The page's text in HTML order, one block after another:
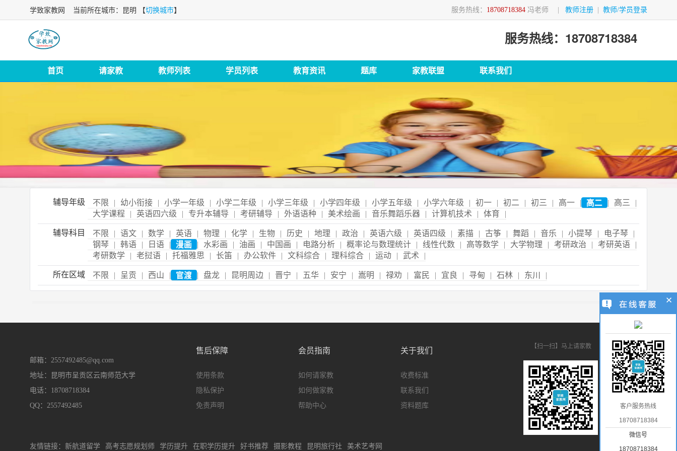
服务热线： 18708718384 冯老师 教师注册 教师/学员登录
学致家教网 当前所在城市：昆明 【切换城市】
服务热线：18708718384
首页 请家教 教师列表 学员列表 教育资讯 题库 家教联盟 联系我们
辅导年级 不限 | 幼小衔接 | 小学一年级 | 小学二年级 | 小学三年级 | 小学四年级 | 小学五年级 | 小学六年级 | 初一 | 初二 | 初三 | 高一 | 高二 | 高三
|
大学课程
| 英语四六级 | 专升本辅导 | 考研辅导 | 外语语种 | 美术绘画 | 音乐舞蹈乐器 | 计算机技术 | 体育 |
辅导科目 不限 | 语文 | 数学 | 英语 | 物理 | 化学 | 生物 | 历史 | 地理 | 政治 | 英语六级 | 英语四级 | 素描 | 古筝 | 舞蹈 | 音乐 | 小提琴 | 电子琴
|
钢琴
| 韩语 | 日语 | 漫画 | 水彩画 | 油画 | 中国画 | 电路分析 | 概率论与数理统计 | 线性代数 | 高等数学 | 大学物理 | 考研政治 | 考研英语
|
考研数学
| 老挝语 | 托福雅思 | 长笛 | 办公软件 | 文科综合 | 理科综合 | 运动 | 武术 |
所在区域 不限 | 呈贡 | 西山 | 官渡 | 盘龙 | 昆明周边 | 晋宁 | 五华 | 安宁 | 嵩明 | 禄劝 | 富民 | 宜良 | 寻甸 | 石林 | 东川 |
邮箱：2557492485@qq.com
地址：昆明市呈贡区云南师范大学
电话：18708718384
QQ：2557492485
售后保障
使用条款
隐私保护
免责声明
会员指南
如何请家教
如何做家教
帮助中心
关于我们
收费标准
联系我们
资料题库
【扫一扫】马上请家教
友情链接： 新航道留学 高考志愿规划师 学历提升 在职学历提升 好书推荐 摄影教程 昆明旅行社 美术艺考网
客户服务热线
18708718384
微信号
18708718384